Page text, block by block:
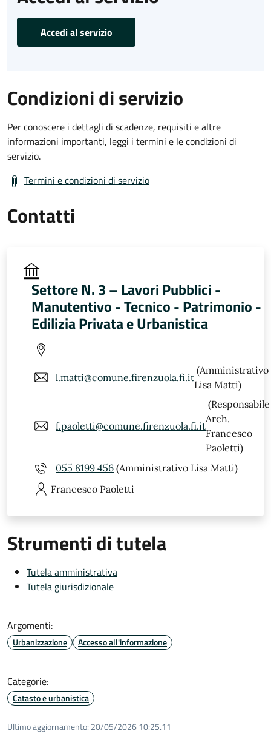
Accedi al servizio
Condizioni di servizio
Per conoscere i dettagli di scadenze, requisiti e altre
informazioni importanti, leggi i termini e le condizioni di
servizio.
Termini e condizioni di servizio
Contatti
Settore N. 3 – Lavori Pubblici -
Manutentivo - Tecnico - Patrimonio -
Edilizia Privata e Urbanistica
l.matti@comune.firenzuola.fi.it
(Amministrativo
Lisa Matti)
f.paoletti@comune.firenzuola.fi.it
(Responsabile
Arch.
Francesco
Paoletti)
055 8199 456 (Amministrativo Lisa Matti)
Francesco Paoletti
Strumenti di tutela
Tutela amministrativa
Tutela giurisdizionale
Argomenti:
Urbanizzazione Accesso all'informazione
Categorie:
Catasto e urbanistica
Ultimo aggiornamento: 20/05/2026 10:25.11